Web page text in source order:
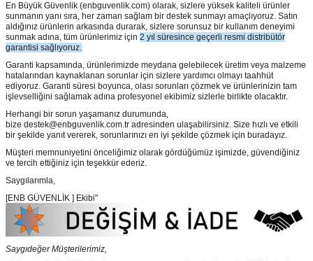
En Büyük Güvenlik (enbguvenlik.com) olarak, sizlere yüksek kaliteli ürünler
sunmanın yanı sıra, her zaman sağlam bir destek sunmayı amaçlıyoruz. Satın
aldığınız ürünlerin arkasında durarak, sizlere sorunsuz bir kullanım deneyimi
sunmak adına, tüm ürünlerimiz için 2 yıl süresince geçerli resmi distribütör
garantisi sağlıyoruz.
Garanti kapsamında, ürünlerimizde meydana gelebilecek üretim veya malzeme
hatalarından kaynaklanan sorunlar için sizlere yardımcı olmayı taahhüt
ediyoruz. Garanti süresi boyunca, olası sorunları çözmek ve ürünlerinizin tam
işlevselliğini sağlamak adına profesyonel ekibimiz sizlerle birlikte olacaktır.
Herhangi bir sorun yaşamanız durumunda,
bize destek@enbguvenlik.com.tr adresinden ulaşabilirsiniz. Size hızlı ve etkili
bir şekilde yanıt vererek, sorunlarınızı en iyi şekilde çözmek için buradayız.
Müşteri memnuniyetini önceliğimiz olarak gördüğümüz işimizde, güvendiğiniz
ve tercih ettiğiniz için teşekkür ederiz.
Saygılarımla,
[ENB GÜVENLİK ] Ekibi"
Saygıdeğer Müşterilerimiz,